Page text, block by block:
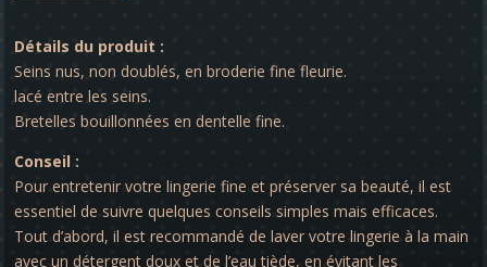
Détails du produit :
Seins nus, non doublés, en broderie fine fleurie.
lacé entre les seins.
Bretelles bouillonnées en dentelle fine.
Conseil :
Pour entretenir votre lingerie fine et préserver sa beauté, il est
essentiel de suivre quelques conseils simples mais efficaces.
Tout d’abord, il est recommandé de laver votre lingerie à la main
avec un détergent doux et de l’eau tiède, en évitant les